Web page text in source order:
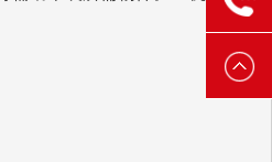
3888
6521